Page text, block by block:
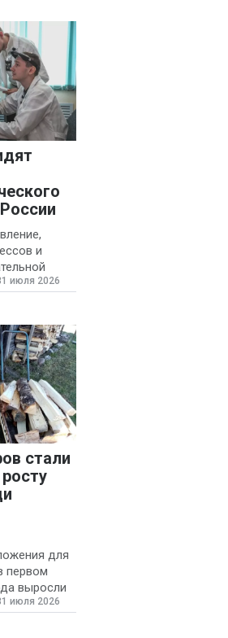
и
в
июля 2026
стали
для
первом
выросли
в
июля 2026